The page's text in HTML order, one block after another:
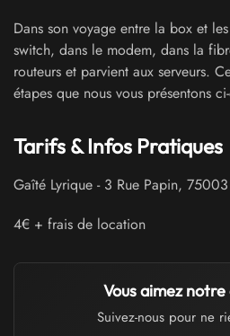
Dans son voyage entre la box et
switch, dans le modem, dans la
routeurs et parvient aux serveurs.
étapes que nous vous présentons
Tarifs & Infos Pratiques
Gaîté Lyrique - 3 Rue Papin, 75003
4€ + frais de location
Vous aimez
Suivez-nous pour ne